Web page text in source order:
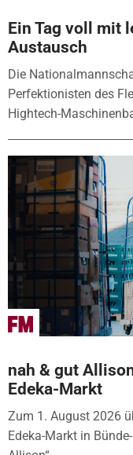
Ein Tag voll mit
Austausch
Die
Perfektionisten des
Hightech-
nah & gut
Edeka-Markt
Zum 1. August 2026
Edeka-Markt in